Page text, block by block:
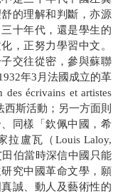
的理解和判斷，亦源
十年代，還是學生的
，正努力學習中文。
交往從密，參與蘇聯
年3月法國成立的革
écrivains et artistes
西斯活動；另一方面則
同樣「欽佩中國，希
拉盧瓦（Louis Laloy,
伯當時深信中國只能
究中國革命文學，願
誠、動人及藝術性的